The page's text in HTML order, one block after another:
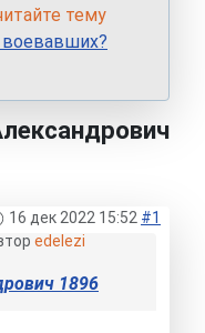
тему
16 дек 2022 15:52 #1
edelezi
1896